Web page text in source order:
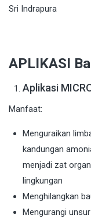
APLIKASI
Aplikasi
Manfaat:
Menguraikan
kandungan
menjadi zat
lingkungan
Menghilangkan
Mengurangi